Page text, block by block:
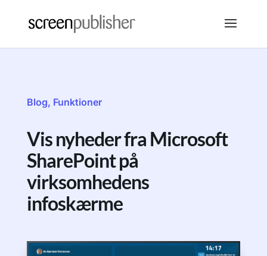
Blog, Funktioner
Vis nyheder fra Microsoft
SharePoint på
virksomhedens
infoskærme